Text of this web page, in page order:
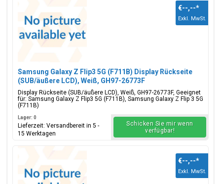
Samsung Galaxy Z Flip3 5G (F711B) Display Rückseite
(SUB/äußere LCD), Weiß, GH97-26773F
Display Rückseite (SUB/äußere LCD), Weiß, GH97-26773F, Geeignet
für: Samsung Galaxy Z Flip3 5G (F711B), Samsung Galaxy Z Flip 3 5G
(F711B)
€--,--*
Exkl. MwSt.
Lager: 0
Lieferzeit: Versandbereit in 5 -
15 Werktagen
Schicken Sie mir wenn
verfügbar!
€--,--*
Exkl. MwSt.